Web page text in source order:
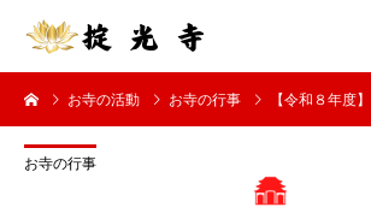
お寺の活動 お寺の行事 【令和８年度
お寺の行事